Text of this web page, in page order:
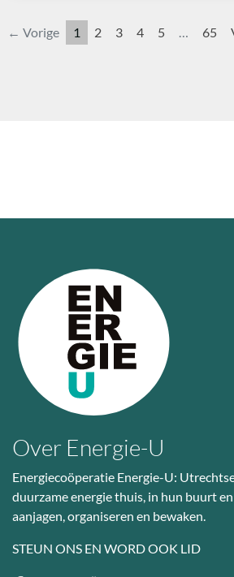
← Vorige 1 2 3 4 5 … 65
Over Energie-U
Energiecoöperatie Energie-U:
duurzame energie thuis, in hun buurt
aanjagen, organiseren en bewaken.
STEUN ONS EN WORD OOK LID